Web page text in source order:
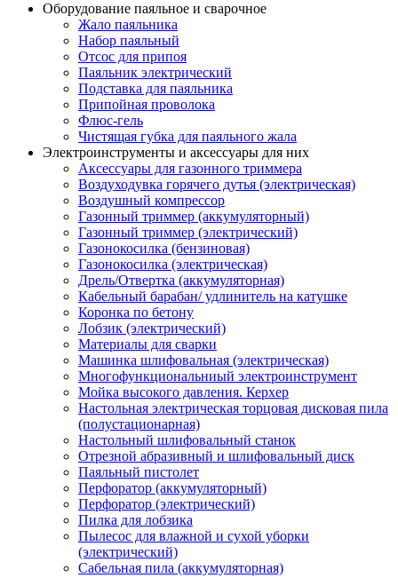
Оборудование паяльное и сварочное
Жало паяльника
Набор паяльный
Отсос для припоя
Паяльник электрический
Подставка для паяльника
Припойная проволока
Флюс-гель
Чистящая губка для паяльного жала
Электроинструменты и аксессуары для них
Аксессуары для газонного триммера
Воздуходувка горячего дутья (электрическая)
Воздушный компрессор
Газонный триммер (аккумуляторный)
Газонный триммер (электрический)
Газонокосилка (бензиновая)
Газонокосилка (электрическая)
Дрель/Отвертка (аккумуляторная)
Кабельный барабан/ удлинитель на катушке
Коронка по бетону
Лобзик (электрический)
Материалы для сварки
Машинка шлифовальная (электрическая)
Многофункциональниый электроинструмент
Мойка высокого давления. Керхер
Настольная электрическая торцовая дисковая пила
(полустационарная)
Настольный шлифовальный станок
Отрезной абразивный и шлифовальный диск
Паяльный пистолет
Перфоратор (аккумуляторный)
Перфоратор (электрический)
Пилка для лобзика
Пылесос для влажной и сухой уборки
(электрический)
Сабельная пила (аккумуляторная)